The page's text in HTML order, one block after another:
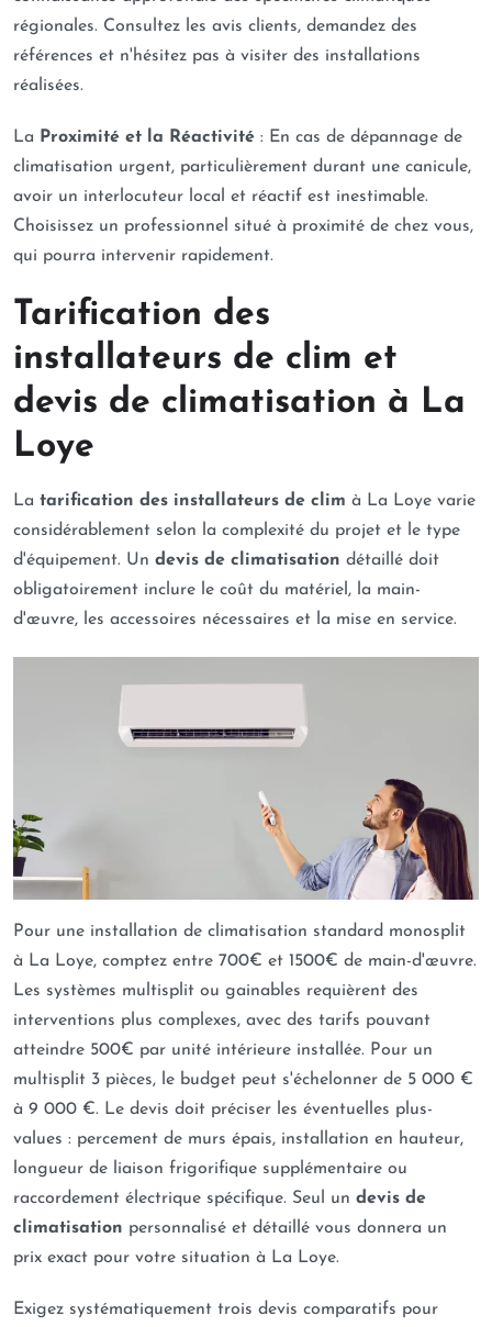
régionales. Consultez les avis clients, demandez des
références et n'hésitez pas à visiter des installations
réalisées.
La Proximité et la Réactivité : En cas de dépannage de
climatisation urgent, particulièrement durant une canicule,
avoir un interlocuteur local et réactif est inestimable.
Choisissez un professionnel situé à proximité de chez vous,
qui pourra intervenir rapidement.
Tarification des
installateurs de clim et
devis de climatisation à La
Loye
La tarification des installateurs de clim à La Loye varie
considérablement selon la complexité du projet et le type
d'équipement. Un devis de climatisation détaillé doit
obligatoirement inclure le coût du matériel, la main-
d'œuvre, les accessoires nécessaires et la mise en service.
Pour une installation de climatisation standard monosplit
à La Loye, comptez entre 700€ et 1500€ de main-d'œuvre.
Les systèmes multisplit ou gainables requièrent des
interventions plus complexes, avec des tarifs pouvant
atteindre 500€ par unité intérieure installée. Pour un
multisplit 3 pièces, le budget peut s'échelonner de 5 000 €
à 9 000 €. Le devis doit préciser les éventuelles plus-
values : percement de murs épais, installation en hauteur,
longueur de liaison frigorifique supplémentaire ou
raccordement électrique spécifique. Seul un devis de
climatisation personnalisé et détaillé vous donnera un
prix exact pour votre situation à La Loye.
Exigez systématiquement trois devis comparatifs pour